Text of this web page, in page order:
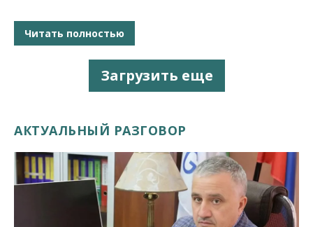
Читать полностью
Загрузить еще
АКТУАЛЬНЫЙ РАЗГОВОР